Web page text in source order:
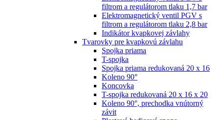
filtrom a regulátorom tlaku 1,7 bar
Elektromagnetický ventil PGV s
filtrom a regulátorom tlaku 2,8 bar
Indikátor kvapkovej závlahy
Tvarovky pre kvapkovú závlahu
Spojka priama
T-spojka
Spojka priama redukovaná 20 x 16
Koleno 90°
Koncovka
T-spojka redukovaná 20 x 16 x 20
Koleno 90°, prechodka vnútorný
závit